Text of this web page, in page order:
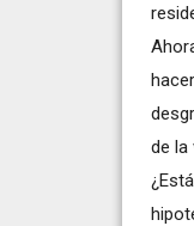
de la